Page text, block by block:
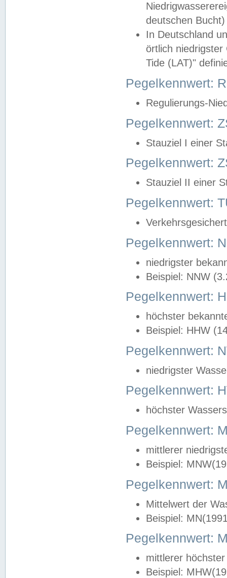
deutschen
In Deutschland
örtlich
Tide (LAT)"
Pegelkennwert:
Regulierungs-
Pegelkennwert:
Stauziel I einer
Pegelkennwert:
Stauziel II einer
Pegelkennwert:
Pegelkennwert:
niedrigster
Beispiel: NNW
Pegelkennwert:
höchster
Beispiel: HHW
Pegelkennwert:
niedrigster
Pegelkennwert:
höchster
Pegelkennwert:
mittlerer
Beispiel:
Pegelkennwert:
Mittelwert der
Beispiel:
Pegelkennwert:
mittlerer
Beispiel: